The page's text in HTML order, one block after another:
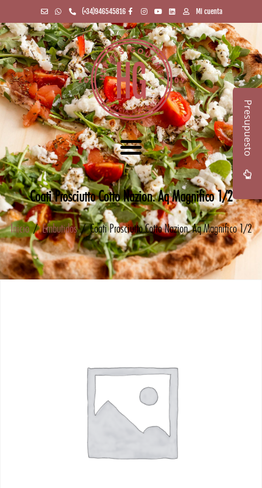
(+34)946545816 Mi cuenta
Coati Prosciutto Cotto Nazion. Aq Magnifico 1/2
Inicio/Embutidos/ Coati Prosciutto Cotto Nazion. Aq Magnifico 1/2
Presupuesto